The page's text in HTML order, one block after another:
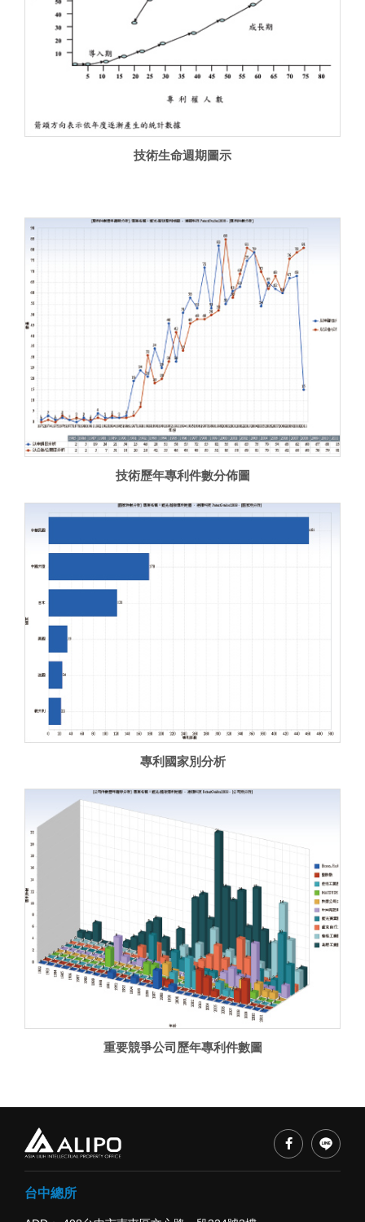
技術生命週期圖示
技術歷年專利件數分佈圖
專利國家別分析
重要競爭公司歷年專利件數圖
台中總所